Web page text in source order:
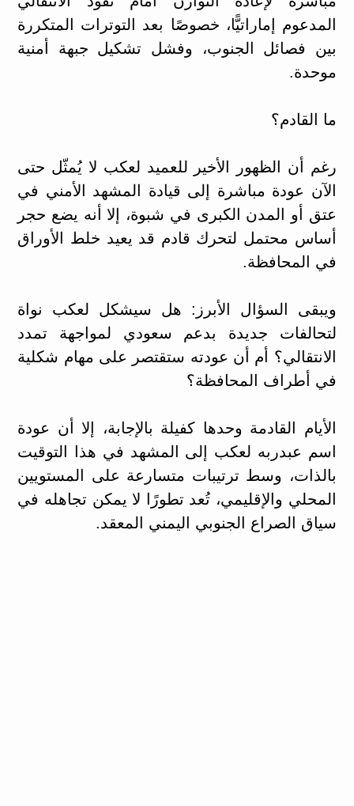
المدعوم إماراتيًّا، خصوصًا بعد التوترات المتكررة
بين فصائل الجنوب، وفشل تشكيل جبهة أمنية
موحدة.
ما القادم؟
رغم أن الظهور الأخير للعميد لعكب لا يُمثّل حتى
الآن عودة مباشرة إلى قيادة المشهد الأمني في
عتق أو المدن الكبرى في شبوة، إلا أنه يضع حجر
أساس محتمل لتحرك قادم قد يعيد خلط الأوراق
في المحافظة.
ويبقى السؤال الأبرز: هل سيشكل لعكب نواة
لتحالفات جديدة بدعم سعودي لمواجهة تمدد
الانتقالي؟ أم أن عودته ستقتصر على مهام شكلية
في أطراف المحافظة؟
الأيام القادمة وحدها كفيلة بالإجابة، إلا أن عودة
اسم عبدربه لعكب إلى المشهد في هذا التوقيت
بالذات، وسط ترتيبات متسارعة على المستويين
المحلي والإقليمي، تُعد تطورًا لا يمكن تجاهله في
سياق الصراع الجنوبي اليمني المعقد.